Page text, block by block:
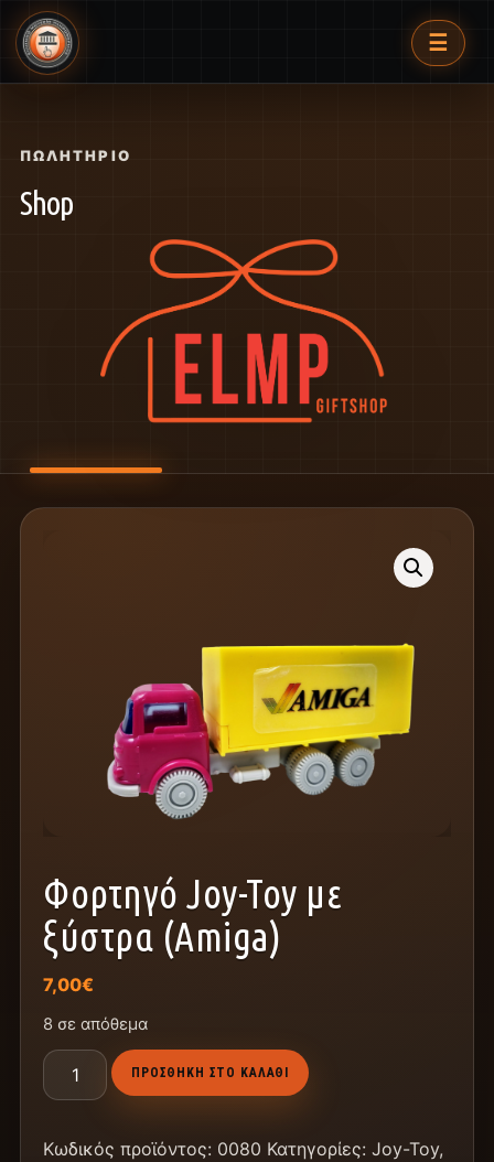
☰
ΠΩΛΗΤΉΡΙΟ
Shop
Φορτηγό Joy-Toy με
ξύστρα (Amiga)
7,00€
8 σε απόθεμα
ΠΡΟΣΘΉΚΗ ΣΤΟ ΚΑΛΆΘΙ
Κωδικός προϊόντος: 0080 Κατηγορίες: Joy-Toy,